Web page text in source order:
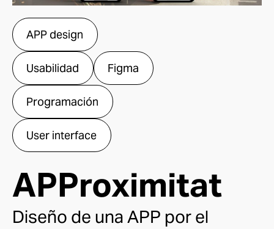
APP design
Usabilidad Figma
Programación
User interface
APProximitat
Diseño de una APP porel